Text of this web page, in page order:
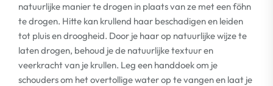
natuurlijke manier te drogen in plaats van ze met een föhn
te drogen. Hitte kan krullend haar beschadigen en leiden
tot pluis en droogheid. Door je haar op natuurlijke wijze te
laten drogen, behoud je de natuurlijke textuur en
veerkracht van je krullen. Leg een handdoek om je
schouders om het overtollige water op te vangen en laat je